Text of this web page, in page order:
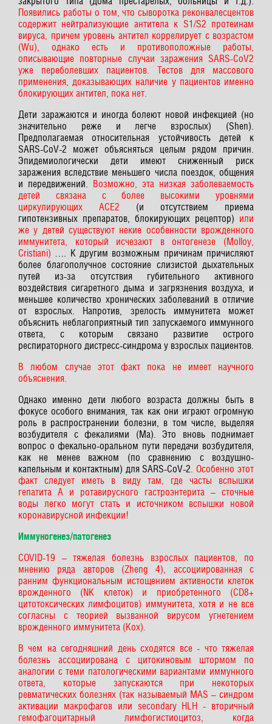
Появились работы о том, что сыворотка реконвалесцентов
содержит нейтрализующие антитела к S1/S2 протеинам
вируса, причем уровень антител коррелирует с возрастом
(Wu), однако есть и противоположные работы,
описывающие повторные случаи заражения SARS-CoV2
уже переболевших пациентов. Тестов для массового
применения, доказывающих наличие у пациентов именно
блокирующих антител, пока нет.
Дети заражаются и иногда болеют новой инфекцией (но
значительно реже и легче взрослых) (Shen).
Предполагаемая относительная устойчивость детей к
SARS-CoV-2 может объясняться целым рядом причин.
Эпидемиологически дети имеют сниженный риск
заражения вследствие меньшего числа поездок, общения
и передвижений. Возможно, эта низкая заболеваемость
детей связана с более высокими уровнями
циркулирующих ACE2 (и отсутствием приема
гипотензивных препаратов, блокирующих рецептор) или
же у детей существуют некие особенности врожденного
иммунитета, который исчезают в онтогенезе (Molloy,
Cristiani) …. К другим возможным причинам причисляют
более благополучное состояние слизистой дыхательных
путей из-за отсутствия губительного активного
воздействия сигаретного дыма и загрязнения воздуха, и
меньшее количество хронических заболеваний в отличие
от взрослых. Напротив, зрелость иммунитета может
объяснить неблагоприятный тип запускаемого иммунного
ответа, с которым связано развитие острого
респираторного дистресс-синдрома у взрослых пациентов.
В любом случае этот факт пока не имеет научного
объяснения.
Однако именно дети любого возраста должны быть в
фокусе особого внимания, так как они играют огромную
роль в распространении болезни, в том числе, выделяя
возбудителя с фекалиями (Ma). Это вновь поднимает
вопрос о фекально-оральном пути передачи возбудителя,
как не менее важном (по сравнению с воздушно-
капельным и контактным) для SARS-CoV-2. Особенно этот
факт следует иметь в виду там, где часты вспышки
гепатита А и ротавирусного гастроэнтерита – сточные
воды легко могут стать и источником вспышки новой
коронавирусной инфекции!
Иммуногенез/патогенез
COVID-19 – тяжелая болезнь взрослых пациентов, по
мнению ряда авторов (Zheng 4), ассоциированная с
ранним функциональным истощением активности клеток
врожденного (NK клеток) и приобретенного (CD8+
цитотоксических лимфоцитов) иммунитета, хотя и не все
согласны с теорией вызванной вирусом угнетением
врожденного иммунитета (Kox).
В чем на сегодняшний день сходятся все - что тяжелая
болезнь ассоциирована с цитокиновым штормом по
аналогии с теми патологическими вариантами иммунного
ответа, которые запускаются при некоторых
ревматических болезнях (так называемый MAS – синдром
активации макрофагов или secondary HLH - вторичный
гемофагоцитарный лимфогистиоцитоз, когда